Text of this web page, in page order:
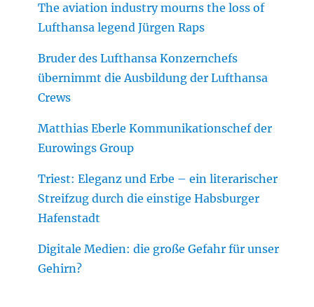
The aviation industry mourns the loss of
Lufthansa legend Jürgen Raps
Bruder des Lufthansa Konzernchefs
übernimmt die Ausbildung der Lufthansa
Crews
Matthias Eberle Kommunikationschef der
Eurowings Group
Triest: Eleganz und Erbe – ein literarischer
Streifzug durch die einstige Habsburger
Hafenstadt
Digitale Medien: die große Gefahr für unser
Gehirn?